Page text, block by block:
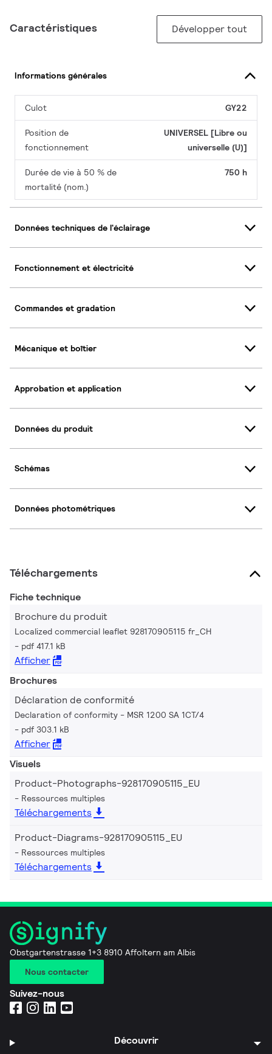
Caractéristiques Développer tout
Informations générales
Culot GY22
Position de
fonctionnement
UNIVERSEL [Libre ou
universelle (U)]
Durée de vie à 50 % de
mortalité (nom.)
750 h
Données techniques de l'éclairage
Fonctionnement et électricité
Commandes et gradation
Mécanique et boîtier
Approbation et application
Données du produit
Schémas
Données photométriques
Téléchargements
Fiche technique
Brochure du produit
Localized commercial leaflet 928170905115 fr_CH
pdf 417.1 kB
Afficher
Brochures
Déclaration de conformité
Declaration of conformity - MSR 1200 SA 1CT/4
pdf 303.1 kB
Afficher
Visuels
Product-Photographs-928170905115_EU
Ressources multiples
Téléchargements
Product-Diagrams-928170905115_EU
Ressources multiples
Téléchargements
Obstgartenstrasse 1+3 8910 Affoltern am Albis
Nous contacter
Suivez-nous
Découvrir